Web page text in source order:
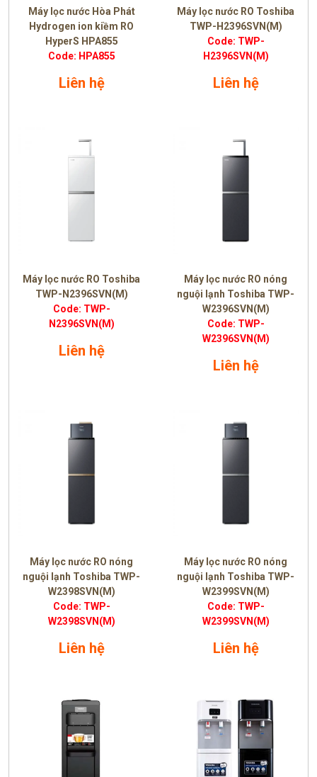
Máy lọc nước Hòa Phát
Hydrogen ion kiềm RO
HyperS HPA855
Code: HPA855
Liên hệ
Máy lọc nước RO Toshiba
TWP-H2396SVN(M)
Code: TWP-
H2396SVN(M)
Liên hệ
Máy lọc nước RO Toshiba
TWP-N2396SVN(M)
Code: TWP-
N2396SVN(M)
Liên hệ
Máy lọc nước RO nóng
nguội lạnh Toshiba TWP-
W2396SVN(M)
Code: TWP-
W2396SVN(M)
Liên hệ
Máy lọc nước RO nóng
nguội lạnh Toshiba TWP-
W2398SVN(M)
Code: TWP-
W2398SVN(M)
Liên hệ
Máy lọc nước RO nóng
nguội lạnh Toshiba TWP-
W2399SVN(M)
Code: TWP-
W2399SVN(M)
Liên hệ